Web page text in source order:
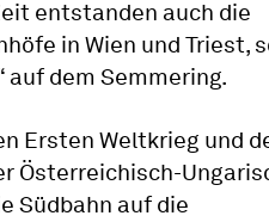
entstanden auch die
in Wien und Triest,
auf dem Semmering.
Ersten Weltkrieg und
Österreichisch-
Südbahn auf die